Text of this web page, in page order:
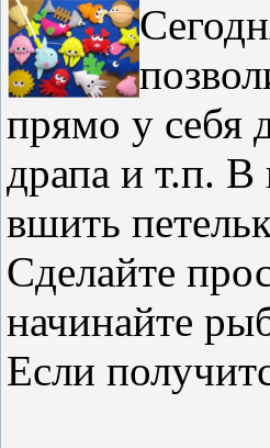
прямо у себя
драпа и т.п.
вшить
Сделайте
начинайте
Если